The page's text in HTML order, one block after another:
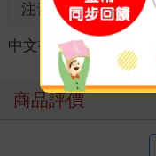
注音
中文書 ＞ 旅遊 ＞
商品評價